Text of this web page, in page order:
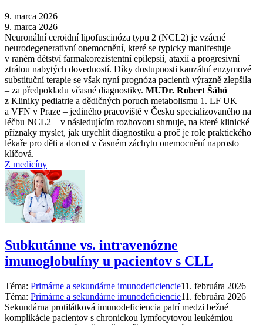
9. marca 2026
9. marca 2026
Neuronální ceroidní lipofuscinóza typu 2 (NCL2) je vzácné
neurodegenerativní onemocnění, které se typicky manifestuje
v raném dětství farmakorezistentní epilepsií, ataxií a progresivní
ztrátou nabytých dovedností. Díky dostupnosti kauzální enzymové
substituční terapie se však nyní prognóza pacientů výrazně zlepšila
–⁠ za předpokladu včasné diagnostiky. MUDr. Robert Šáhó
z Kliniky pediatrie a dědičných poruch metabolismu 1. LF UK
a VFN v Praze –⁠ jediného pracoviště v Česku specializovaného na
léčbu NCL2 –⁠ v následujícím rozhovoru shrnuje, na které klinické
příznaky myslet, jak urychlit diagnostiku a proč je role praktického
lékaře pro děti a dorost v časném záchytu onemocnění naprosto
klíčová.
Z medicíny
Subkutánne vs. intravenózne
imunoglobulíny u pacientov s CLL
Téma: Primárne a sekundárne imunodeficiencie11. februára 2026
Téma: Primárne a sekundárne imunodeficiencie11. februára 2026
Sekundárna protilátková imunodeficiencia patrí medzi bežné
komplikácie pacientov s chronickou lymfocytovou leukémiou